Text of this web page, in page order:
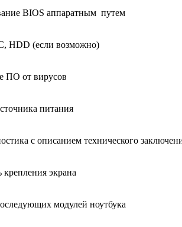
BIOS аппаратным путем
HDD (если возможно)
ПО от вирусов
питания
с описанием технического
крепления экрана
модулей ноутбука